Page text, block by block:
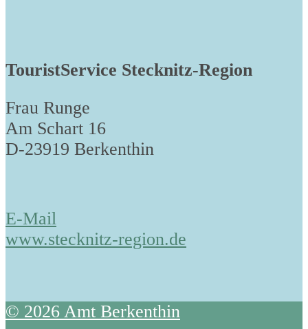
TouristService Stecknitz-Region
Frau Runge
Am Schart 16
D-23919 Berkenthin
E-Mail
www.stecknitz-region.de
© 2026 Amt Berkenthin